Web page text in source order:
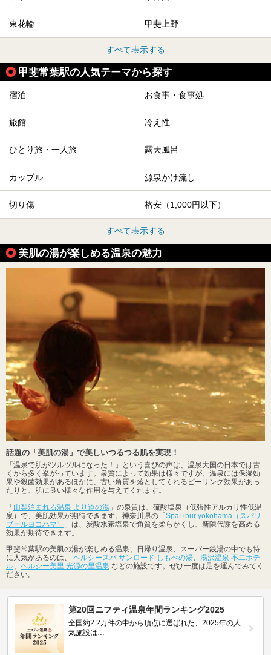
東花輪 甲斐上野
すべて表示する
甲斐常葉駅の人気テーマから探す
宿泊 お食事・食事処
旅館 冷え性
ひとり旅・一人旅 露天風呂
カップル 源泉かけ流し
切り傷 格安（1,000円以下）
すべて表示する
美肌の湯が楽しめる温泉の魅力
話題の「美肌の湯」で美しいつるつる肌を実現！
「温泉で肌がツルツルになった！」という喜びの声は、温泉大国の日本では古
くから多く挙がっています。泉質によって効果は様々ですが、温泉には保湿効
果や殺菌効果があるほかに、古い角質を落としてくれるピーリング効果があっ
たりと、肌に良い様々な作用を与えてくれます。
「山梨泊まれる温泉 より道の湯 」の泉質は、硫酸塩泉（低張性アルカリ性低温
泉）で、美肌効果が期待できます。神奈川県の「SpaLibur yokohama（スパリ
ブールヨコハマ）
」は、炭酸水素塩泉で角質を柔らかくし、新陳代謝を高める
効果が期待できます。
甲斐常葉駅の美肌の湯が楽しめる温泉、日帰り温泉、スーパー銭湯の中でも特
に人気があるのは、 ヘルシースパ サンロード しもべの湯
湯沢温泉 不二ホテ
ル
ヘルシー美里 光源の里温泉 などの施設です。ぜひ一度は足を運んでみてく
ださい。
第20回ニフティ温泉年間ランキング2025
全国約2.2万件の中から頂点に選ばれた、2025年の人
気施設は…